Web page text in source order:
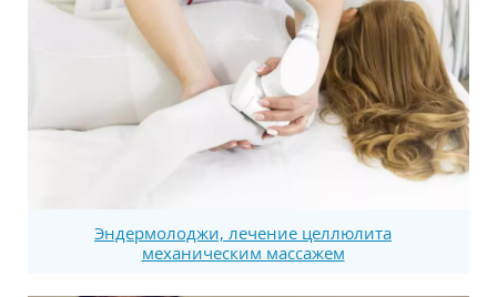
Эндермолоджи, лечение целлюлита
механическим массажем